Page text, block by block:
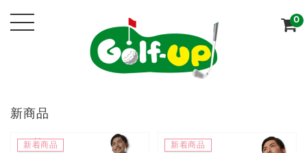
0
新商品
新着商品
新着商品